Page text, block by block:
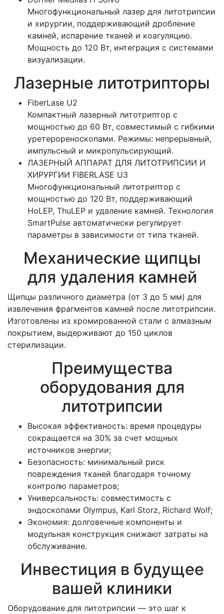
Многофункциональный лазер для литотрипсии
и хирургии, поддерживающий дробление
камней, испарение тканей и коагуляцию.
Мощность до 120 Вт, интеграция с системами
визуализации.
Лазерные литотрипторы
FiberLase U2
Компактный лазерный литотриптор с
мощностью до 60 Вт, совместимый с гибкими
уретерореноскопами. Режимы: непрерывный,
импульсный и микропульсирующий.
ЛАЗЕРНЫЙ АППАРАТ ДЛЯ ЛИТОТРИПСИИ И
ХИРУРГИИ FIBERLASE U3
Многофункциональный литотриптор с
мощностью до 120 Вт, поддерживающий
HoLEP, ThuLEP и удаление камней. Технология
SmartPulse автоматически регулирует
параметры в зависимости от типа тканей.
Механические щипцы
для удаления камней
Щипцы различного диаметра (от 3 до 5 мм) для
извлечения фрагментов камней после литотрипсии.
Изготовлены из хромированной стали с алмазным
покрытием, выдерживают до 150 циклов
стерилизации.
Преимущества
оборудования для
литотрипсии
Высокая эффективность: время процедуры
сокращается на 30% за счет мощных
источников энергии;
Безопасность: минимальный риск
повреждения тканей благодаря точному
контролю параметров;
Универсальность: совместимость с
эндоскопами Olympus, Karl Storz, Richard Wolf;
Экономия: долговечные компоненты и
модульная конструкция снижают затраты на
обслуживание.
Инвестиция в будущее
вашей клиники
Оборудование для литотрипсии — это шаг к